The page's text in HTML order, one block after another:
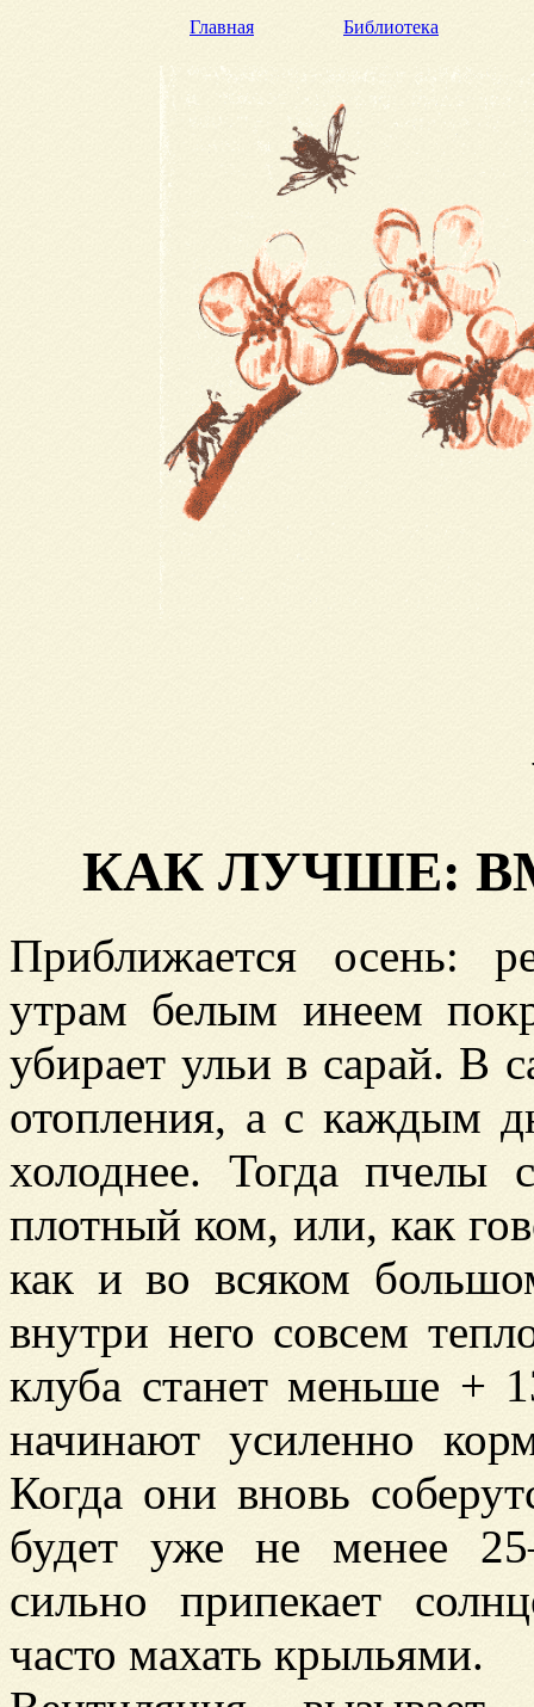
Главная Библиотека
КАК ЛУЧШЕ:
Приближается осень:
утрам белым инеем
убирает ульи в сарай. В
отопления, а с каждым
холоднее. Тогда пчелы
плотный ком, или, как
как и во всяком
внутри него совсем
клуба станет меньше +
начинают усиленно
Когда они вновь
будет уже не менее
сильно припекает
часто махать крыльями.